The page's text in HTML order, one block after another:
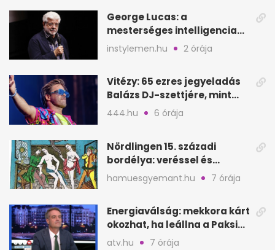
George Lucas: a
mesterséges intelligencia
lehet Hollywood következő
lépése
instylemen.hu 2 órája
Vitézy: 65 ezres jegyeladás
Balázs DJ-szettjére, mint
Puskás teltház metró nélkül
444.hu 6 órája
Nördlingen 15. századi
bordélya: veréssel és
éheztetéssel tartották
fogva a nőket
hamuesgyemant.hu 7 órája
Energiaválság: mekkora kárt
okozhat, ha leállna a Paksi
Atomerőmű?
atv.hu 7 órája